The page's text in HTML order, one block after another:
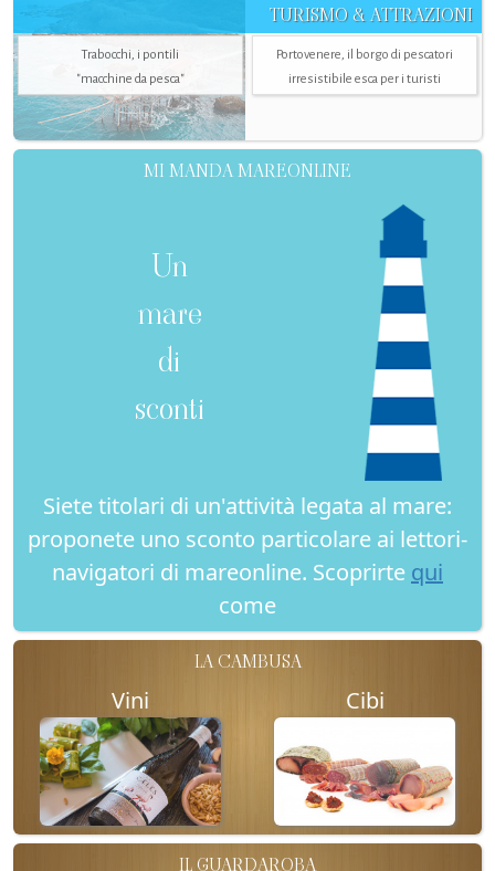
TURISMO & ATTRAZIONI
Trabocchi, i pontili
"macchine da pesca"
Portovenere, il borgo di pescatori
irresistibile esca per i turisti
MI MANDA MAREONLINE
Un
mare
di
sconti
Siete titolari di un'attività legata al mare:
proponete uno sconto particolare ai lettori-
navigatori di mareonline. Scoprirte qui
come
LA CAMBUSA
Vini Cibi
IL GUARDAROBA